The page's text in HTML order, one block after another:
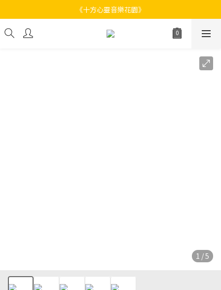
《十方心靈音樂花園》
《十方心靈音樂花園》
Welcome
1 / 5